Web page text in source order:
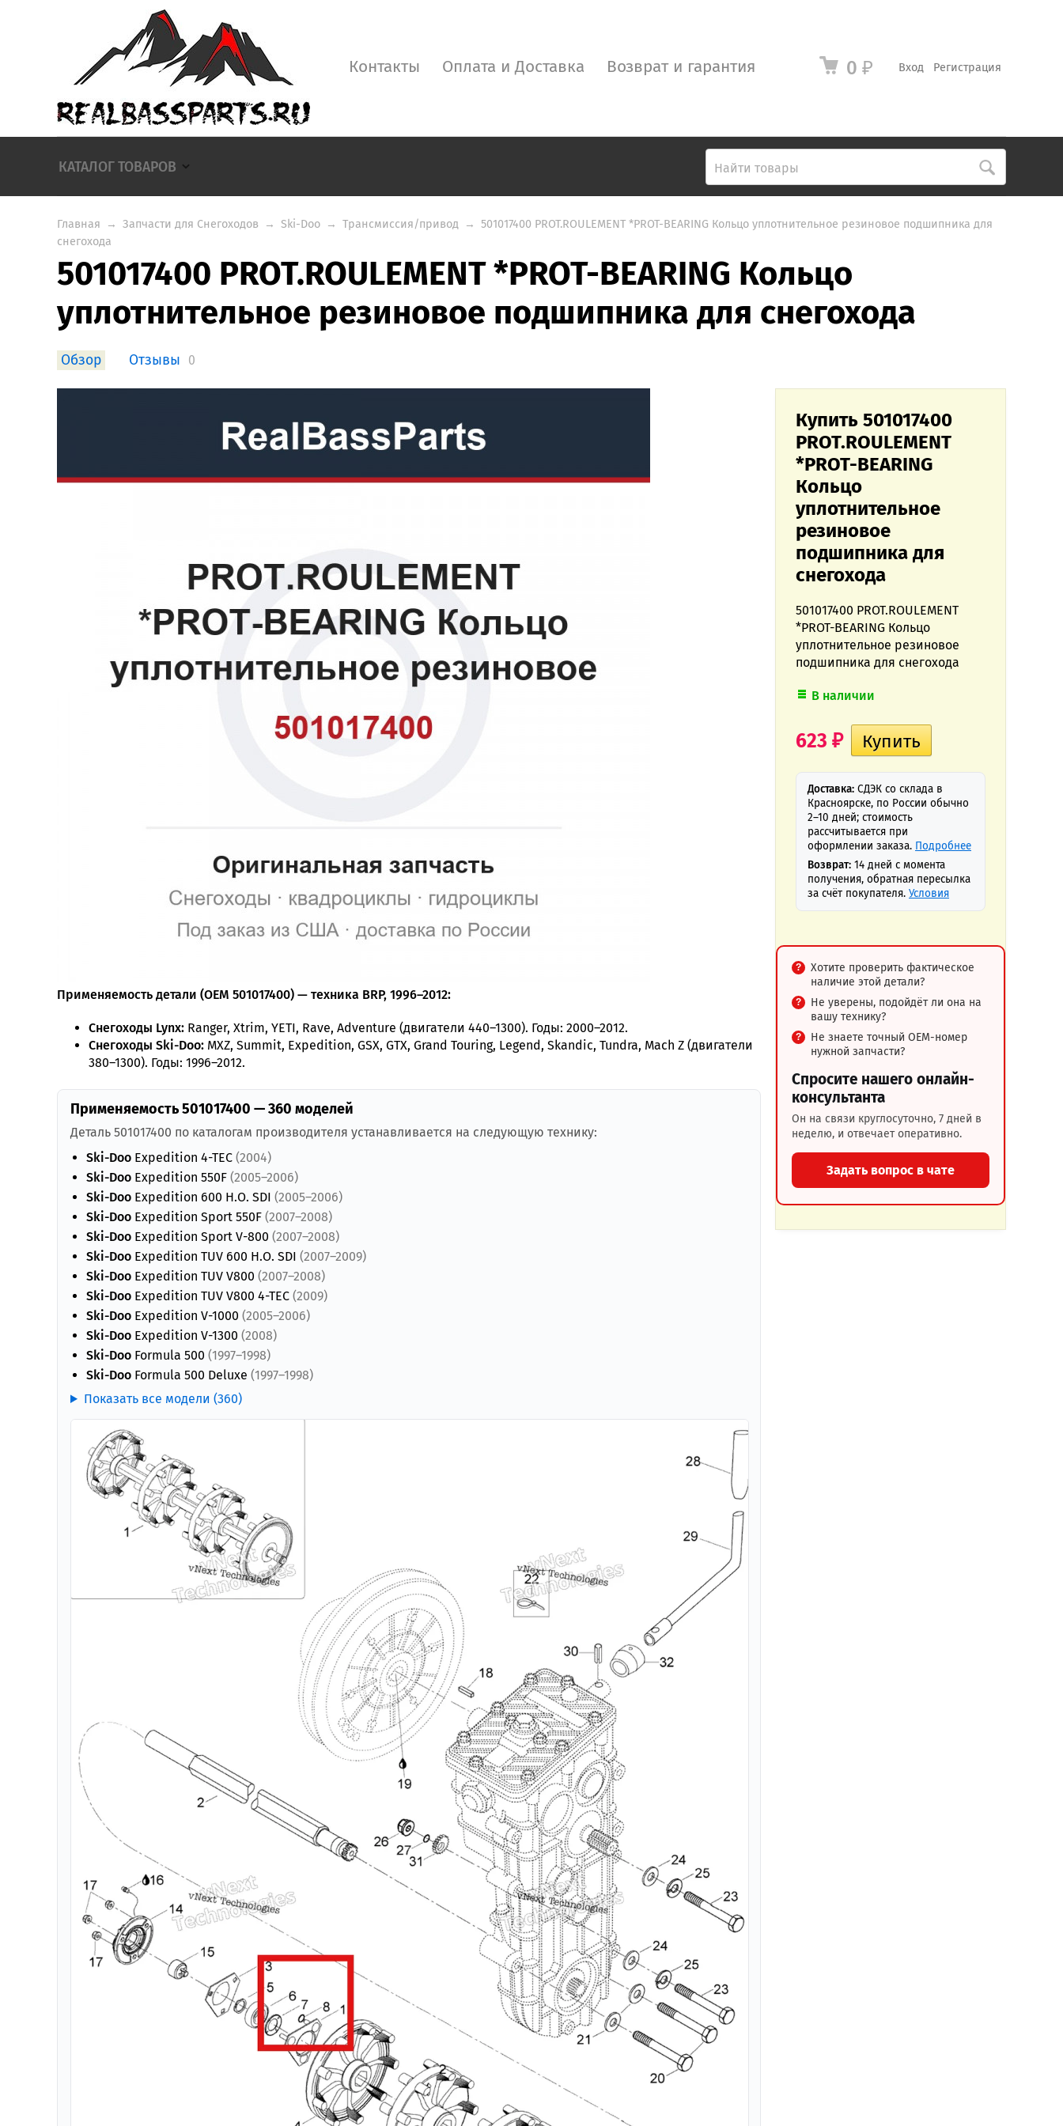
Вход Регистрация
0 ₽
Контакты Оплата и Доставка Возврат и гарантия
КАТАЛОГ ТОВАРОВ
Главная → Запчасти для Снегоходов → Ski-Doo → Трансмиссия/привод → 501017400 PROT.ROULEMENT *PROT-BEARING Кольцо уплотнительное резиновое подшипника для
снегохода
501017400 PROT.ROULEMENT *PROT-BEARING Кольцо
уплотнительное резиновое подшипника для снегохода
Обзор Отзывы 0
Купить 501017400
PROT.ROULEMENT
*PROT-BEARING
Кольцо
уплотнительное
резиновое
подшипника для
снегохода
501017400 PROT.ROULEMENT
*PROT-BEARING Кольцо
уплотнительное резиновое
подшипника для снегохода
В наличии
623 ₽
Доставка: СДЭК со склада в
Красноярске, по России обычно
2–10 дней; стоимость
рассчитывается при
оформлении заказа. Подробнее
Возврат: 14 дней с момента
получения, обратная пересылка
за счёт покупателя. Условия
Хотите проверить фактическое
наличие этой детали?
Не уверены, подойдёт ли она на
вашу технику?
Не знаете точный OEM-номер
нужной запчасти?
Спросите нашего онлайн-
консультанта
Он на связи круглосуточно, 7 дней в
неделю, и отвечает оперативно.
Задать вопрос в чате
Применяемость детали (OEM 501017400) — техника BRP, 1996–2012:
Снегоходы Lynx: Ranger, Xtrim, YETI, Rave, Adventure (двигатели 440–1300). Годы: 2000–2012.
Снегоходы Ski-Doo: MXZ, Summit, Expedition, GSX, GTX, Grand Touring, Legend, Skandic, Tundra, Mach Z (двигатели
380–1300). Годы: 1996–2012.
Применяемость 501017400 — 360 моделей
Деталь 501017400 по каталогам производителя устанавливается на следующую технику:
Ski-Doo Expedition 4-TEC (2004)
Ski-Doo Expedition 550F (2005–2006)
Ski-Doo Expedition 600 H.O. SDI (2005–2006)
Ski-Doo Expedition Sport 550F (2007–2008)
Ski-Doo Expedition Sport V-800 (2007–2008)
Ski-Doo Expedition TUV 600 H.O. SDI (2007–2009)
Ski-Doo Expedition TUV V800 (2007–2008)
Ski-Doo Expedition TUV V800 4-TEC (2009)
Ski-Doo Expedition V-1000 (2005–2006)
Ski-Doo Expedition V-1300 (2008)
Ski-Doo Formula 500 (1997–1998)
Ski-Doo Formula 500 Deluxe (1997–1998)
Показать все модели (360)